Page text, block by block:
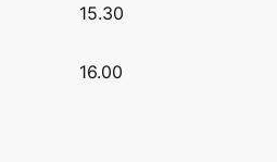
15.30
16.00